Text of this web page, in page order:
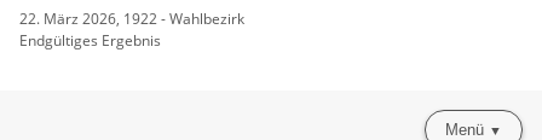
22. März 2026, 1922 - Wahlbezirk
Endgültiges Ergebnis
Menü